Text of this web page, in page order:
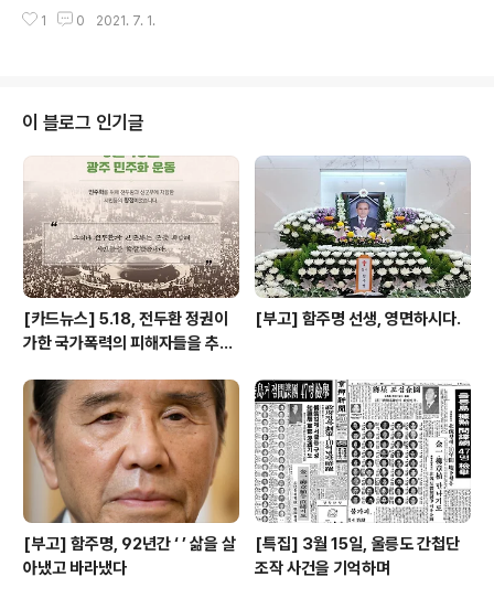
서도 구금에 대한 보상 및 재심 재판비용으로 이미 받은 형
다. 이 법이 통과되기까지 오랜 시간이 걸렸습니다. 여수,
습니다. 그러나 이번 21대 국회에서는 더불어민주당 전남
동부권 주철현, 김회재, 소병철, 서동용, 김승남 등 다섯 명
의 국회의원이 주축이 되어 특별법 단일안을 제시했고, 지
난해 7월 28일 더불어민주당 국회의원 152명이 공동으로
법안을 발의했습니다. 드디어, 지난 73년을 고통 속에 살
아온 희생자 유가족과..
1 0 2021. 7. 1.
이 블로그 인기글
[카드뉴스] 5.18, 전두환 정권이
가한 국가폭력의 피해자들을 추념
[부고] 함주명 선생, 영면하시다.
[부고] 함주명, 92년간 ‘ ’ 삶을 살
아냈고 바라냈다
[특집] 3월 15일, 울릉도 간첩단
조작 사건을 기억하며